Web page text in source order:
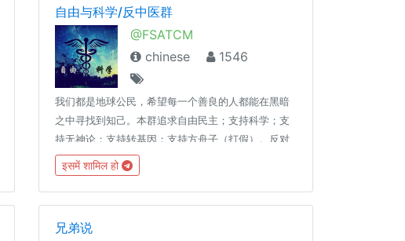
自由与科学/反中医群
@FSATCM
chinese
1546
我们都是地球公民，希望每一个善良的人都能在黑暗
之中寻找到知己。本群追求自由民主；支持科学；支
持无神论；支持转基因；支持方舟子（打假）。反对
五毛；反对中医；反对伪科学、阴谋论；反对种族歧
视、民族歧视、性别歧视、性取向歧视，地域歧视、
年龄歧视等各种歧视！
इसमें शामिल हो
兄弟说